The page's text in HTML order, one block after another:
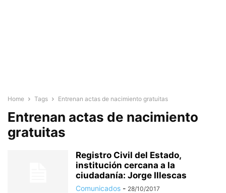
Home Tags Entrenan actas de nacimiento gratuitas
Entrenan actas de nacimiento
gratuitas
Registro Civil del Estado,
institución cercana a la
ciudadanía: Jorge Illescas
Comunicados - 28/10/2017